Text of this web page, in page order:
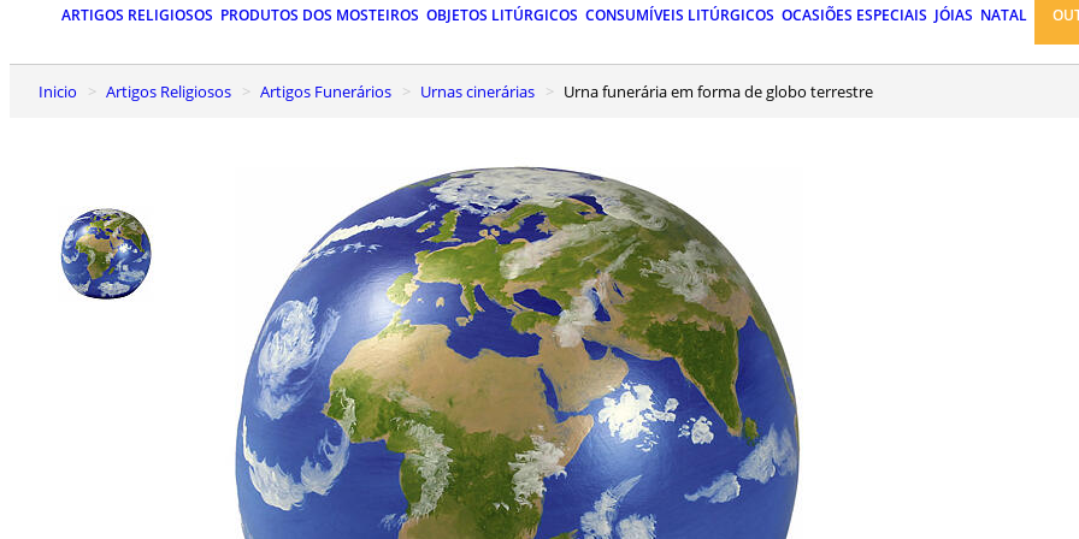
ARTIGOS RELIGIOSOS PRODUTOS DOS MOSTEIROS OBJETOS LITÚRGICOS CONSUMÍVEIS LITÚRGICOS OCASIÕES ESPECIAIS JÓIAS NATAL
Inicio Artigos Religiosos Artigos Funerários Urnas cinerárias Urna funerária em forma de globo terrestre